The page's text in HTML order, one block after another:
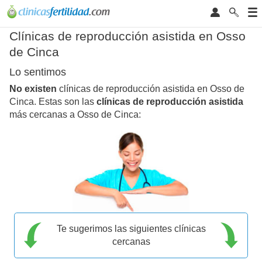
Clínicas de reproducción asistida en Osso
de Cinca
Lo sentimos
No existen clínicas de reproducción asistida en Osso de
Cinca. Estas son las clínicas de reproducción asistida
más cercanas a Osso de Cinca:
Te sugerimos las siguientes clínicas
cercanas